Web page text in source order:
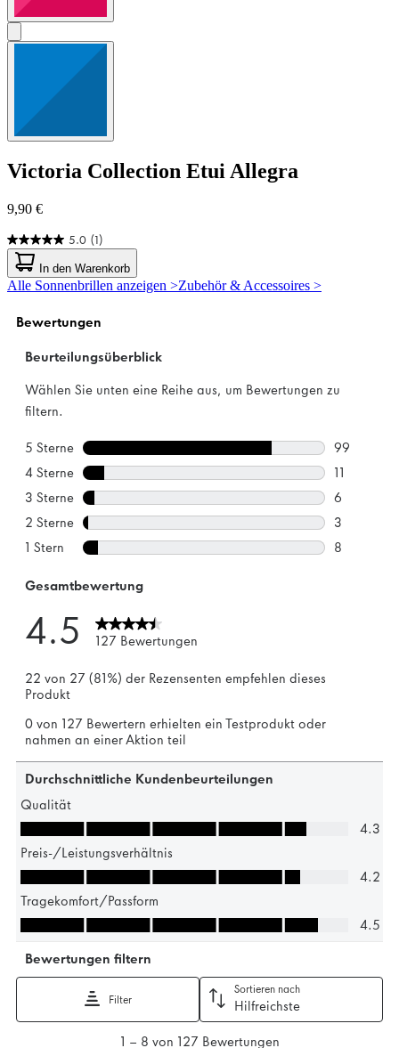
Victoria Collection Etui Allegra
9,90 €
5.0 (1)
5.0
von
5
Sternen.
Bewertung
In den Warenkorb
Alle Sonnenbrillen anzeigen >Zubehör & Accessoires >